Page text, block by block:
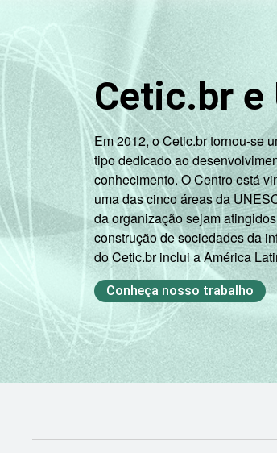
Mais de 10
Não tem
Não sabe
Não
respondeu
Classe
social
A
B
C
DE
Cetic.br e
Em 2012, o Cetic.br tornou-se
tipo dedicado ao
conhecimento. O Centro está
uma das cinco áreas da
da organização sejam
construção de sociedades da
do Cetic.br inclui a América
Conheça nosso trabalho